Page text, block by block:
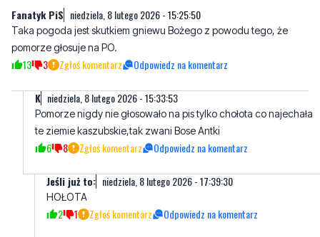
13 3 Zgłoś komentarz Odpowiedz na komentarz
K niedziela, 8 lutego 2026 - 15:33:53
Pomorze nigdy nie głosowało na pis tylko chołota co najechała
6 8 Zgłoś komentarz Odpowiedz na komentarz
Jeśli już to: niedziela, 8 lutego 2026 - 17:39:30
HOŁOTA
Polak.pl
Wręcz przeciwnie. Zobacz okolice Tricity gdzie mieszkają